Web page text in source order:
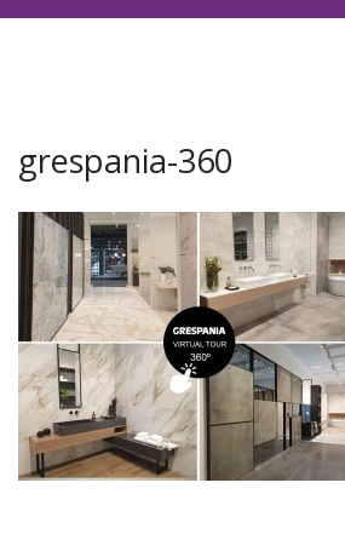
grespania-360